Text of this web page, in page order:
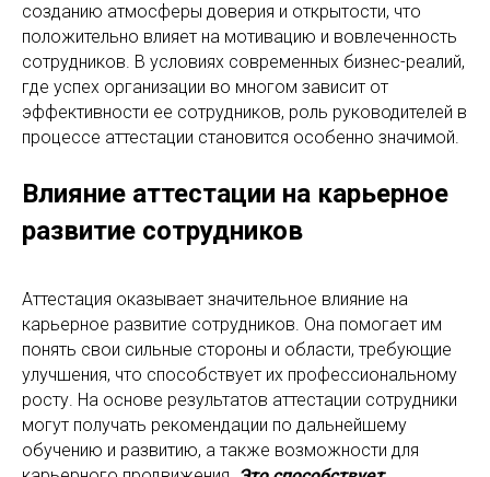
созданию атмосферы доверия и открытости, что
положительно влияет на мотивацию и вовлеченность
сотрудников. В условиях современных бизнес-реалий,
где успех организации во многом зависит от
эффективности ее сотрудников, роль руководителей в
процессе аттестации становится особенно значимой.
Влияние аттестации на карьерное
развитие сотрудников
Аттестация оказывает значительное влияние на
карьерное развитие сотрудников. Она помогает им
понять свои сильные стороны и области, требующие
улучшения, что способствует их профессиональному
росту. На основе результатов аттестации сотрудники
могут получать рекомендации по дальнейшему
обучению и развитию, а также возможности для